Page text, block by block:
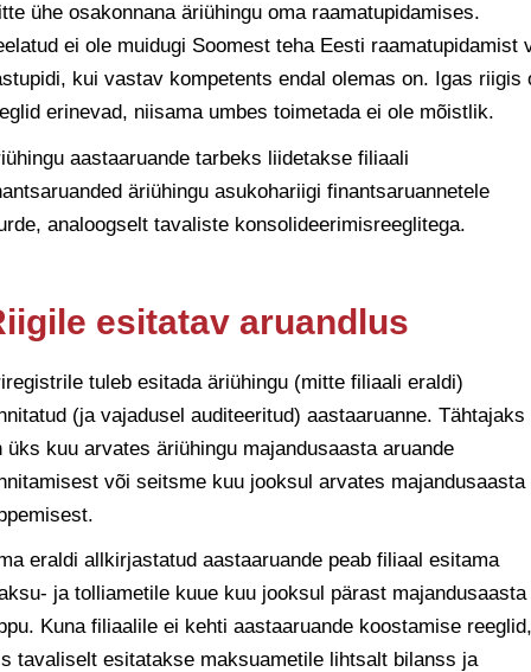
ühe osakonnana äriühingu oma raamatupidamises.
ei ole muidugi Soomest teha Eesti raamatupidamist
kui vastav kompetents endal olemas on. Igas riigis
erinevad, niisama umbes toimetada ei ole mõistlik.
aastaaruande tarbeks liidetakse filiaali
äriühingu asukohariigi finantsaruannetele
analoogselt tavaliste konsolideerimisreeglitega.
esitatav aruandlus
tuleb esitada äriühingu (mitte filiaali eraldi)
(ja vajadusel auditeeritud) aastaaruanne. Tähtajaks
üks kuu arvates äriühingu majandusaasta aruande
või seitsme kuu jooksul arvates majandusaasta
eraldi allkirjastatud aastaaruande peab filiaal esitama
ja tolliametile kuue kuu jooksul pärast majandusaasta
Kuna filiaalile ei kehti aastaaruande koostamise reeglid,
tavaliselt esitatakse maksuametile lihtsalt bilanss ja